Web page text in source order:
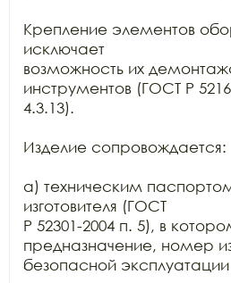
Крепление элементов
исключает
возможность их
инструментов (ГОСТ Р
4.3.13).
Изделие сопровождается:
а) техническим
изготовителя (ГОСТ
Р 52301-2004 п. 5), в
предназначение, номер
безопасной